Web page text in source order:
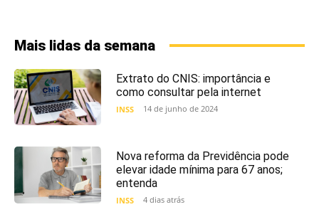
Mais lidas da semana
Extrato do CNIS: importância e
como consultar pela internet
INSS 14 de junho de 2024
Nova reforma da Previdência pode
elevar idade mínima para 67 anos;
entenda
INSS 4 dias atrás